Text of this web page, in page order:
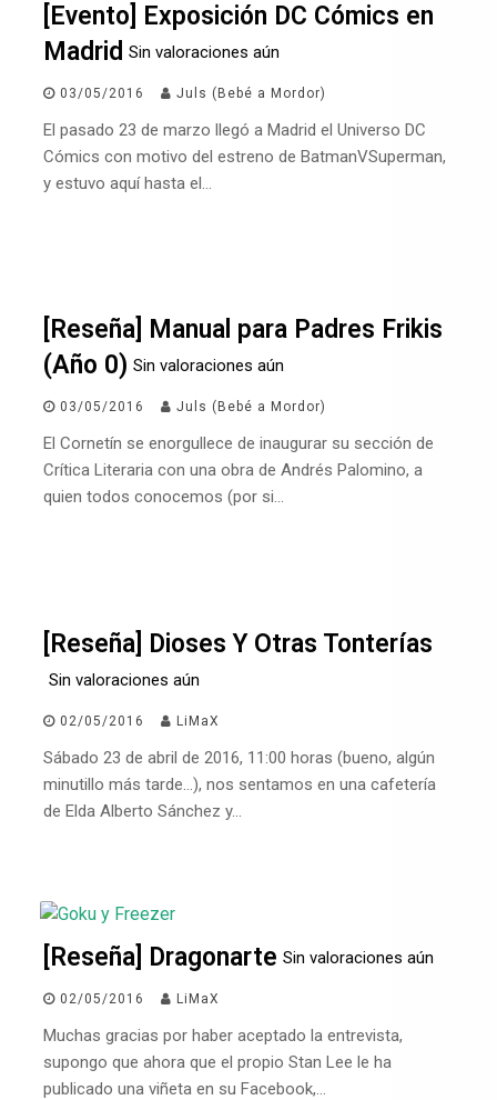
[Evento] Exposición DC Cómics en
Madrid Sin valoraciones aún
03/05/2016 Juls (Bebé a Mordor)
El pasado 23 de marzo llegó a Madrid el Universo DC
Cómics con motivo del estreno de BatmanVSuperman,
y estuvo aquí hasta el…
[Reseña] Manual para Padres Frikis
(Año 0) Sin valoraciones aún
03/05/2016 Juls (Bebé a Mordor)
El Cornetín se enorgullece de inaugurar su sección de
Crítica Literaria con una obra de Andrés Palomino, a
quien todos conocemos (por si…
[Reseña] Dioses Y Otras Tonterías
Sin valoraciones aún
02/05/2016 LiMaX
Sábado 23 de abril de 2016, 11:00 horas (bueno, algún
minutillo más tarde…), nos sentamos en una cafetería
de Elda Alberto Sánchez y…
[Reseña] Dragonarte Sin valoraciones aún
02/05/2016 LiMaX
Muchas gracias por haber aceptado la entrevista,
supongo que ahora que el propio Stan Lee le ha
publicado una viñeta en su Facebook,…